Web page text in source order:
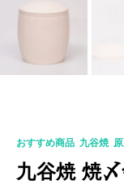
おすすめ商品 九谷焼,
九谷焼 焼